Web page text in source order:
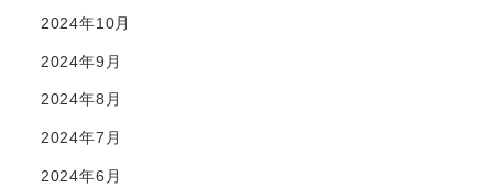
2024年10月
2024年9月
2024年8月
2024年7月
2024年6月